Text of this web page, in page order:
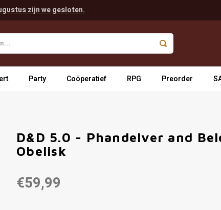
zijn we gesloten.
Party Coöperatief RPG Preorder
D&D 5.0 - Phandelver and
Obelisk
€59,99